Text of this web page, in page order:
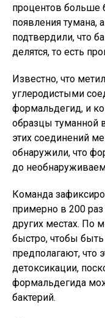
процентов больше
появления тумана,
подтвердили, что
делятся, то есть
Известно, что
углеродистыми
формальдегид, и
образцы туманной
этих соединений
обнаружили, что
до
Команда
примерно в 200
других местах. По
быстро, чтобы
предполагают, что
детоксикации,
формальдегида
бактерий.